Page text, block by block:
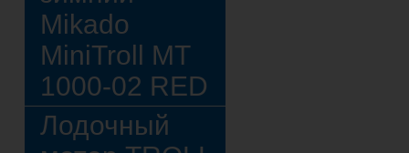
Mikado
MiniTroll MT
1000-02 RED
Лодочный